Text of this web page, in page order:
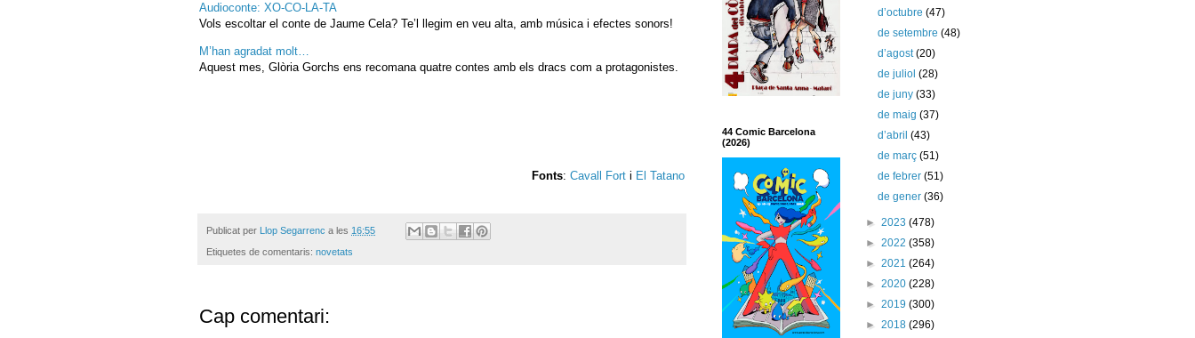
Audioconte: XO-CO-LA-TA
Vols escoltar el conte de Jaume Cela? Te’l llegim en veu alta, amb música i efectes sonors!
M’han agradat molt…
Aquest mes, Glòria Gorchs ens recomana quatre contes amb els dracs com a protagonistes.
Fonts: Cavall Fort i El Tatano
Publicat per Llop Segarrenc a les 16:55
Etiquetes de comentaris: novetats
Cap comentari:
44 Comic Barcelona
(2026)
d’octubre(47)
de setembre(48)
d’agost(20)
de juliol(28)
de juny(33)
de maig(37)
d’abril(43)
de març(51)
de febrer(51)
de gener(36)
► 2023 (478)
► 2022 (358)
► 2021 (264)
► 2020 (228)
► 2019 (300)
► 2018 (296)